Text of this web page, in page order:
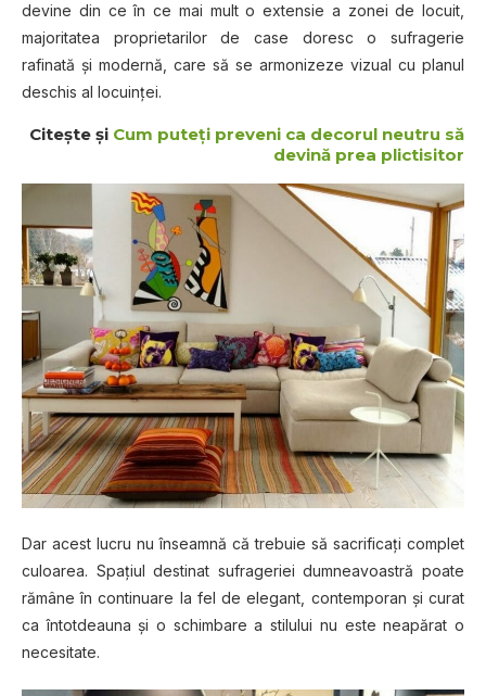
devine din ce în ce mai mult o extensie a zonei de locuit,
majoritatea proprietarilor de case doresc o sufragerie
rafinată şi modernă, care să se armonizeze vizual cu planul
deschis al locuinţei.
Citeşte şi Cum puteţi preveni ca decorul neutru să
devină prea plictisitor
Dar acest lucru nu înseamnă că trebuie să sacrificaţi complet
culoarea. Spaţiul destinat sufrageriei dumneavoastră poate
rămâne în continuare la fel de elegant, contemporan şi curat
ca întotdeauna şi o schimbare a stilului nu este neapărat o
necesitate.